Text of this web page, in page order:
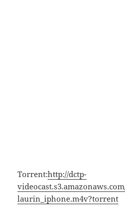
Torrent:http://dctp-
laurin_iphone.m4v?torrent